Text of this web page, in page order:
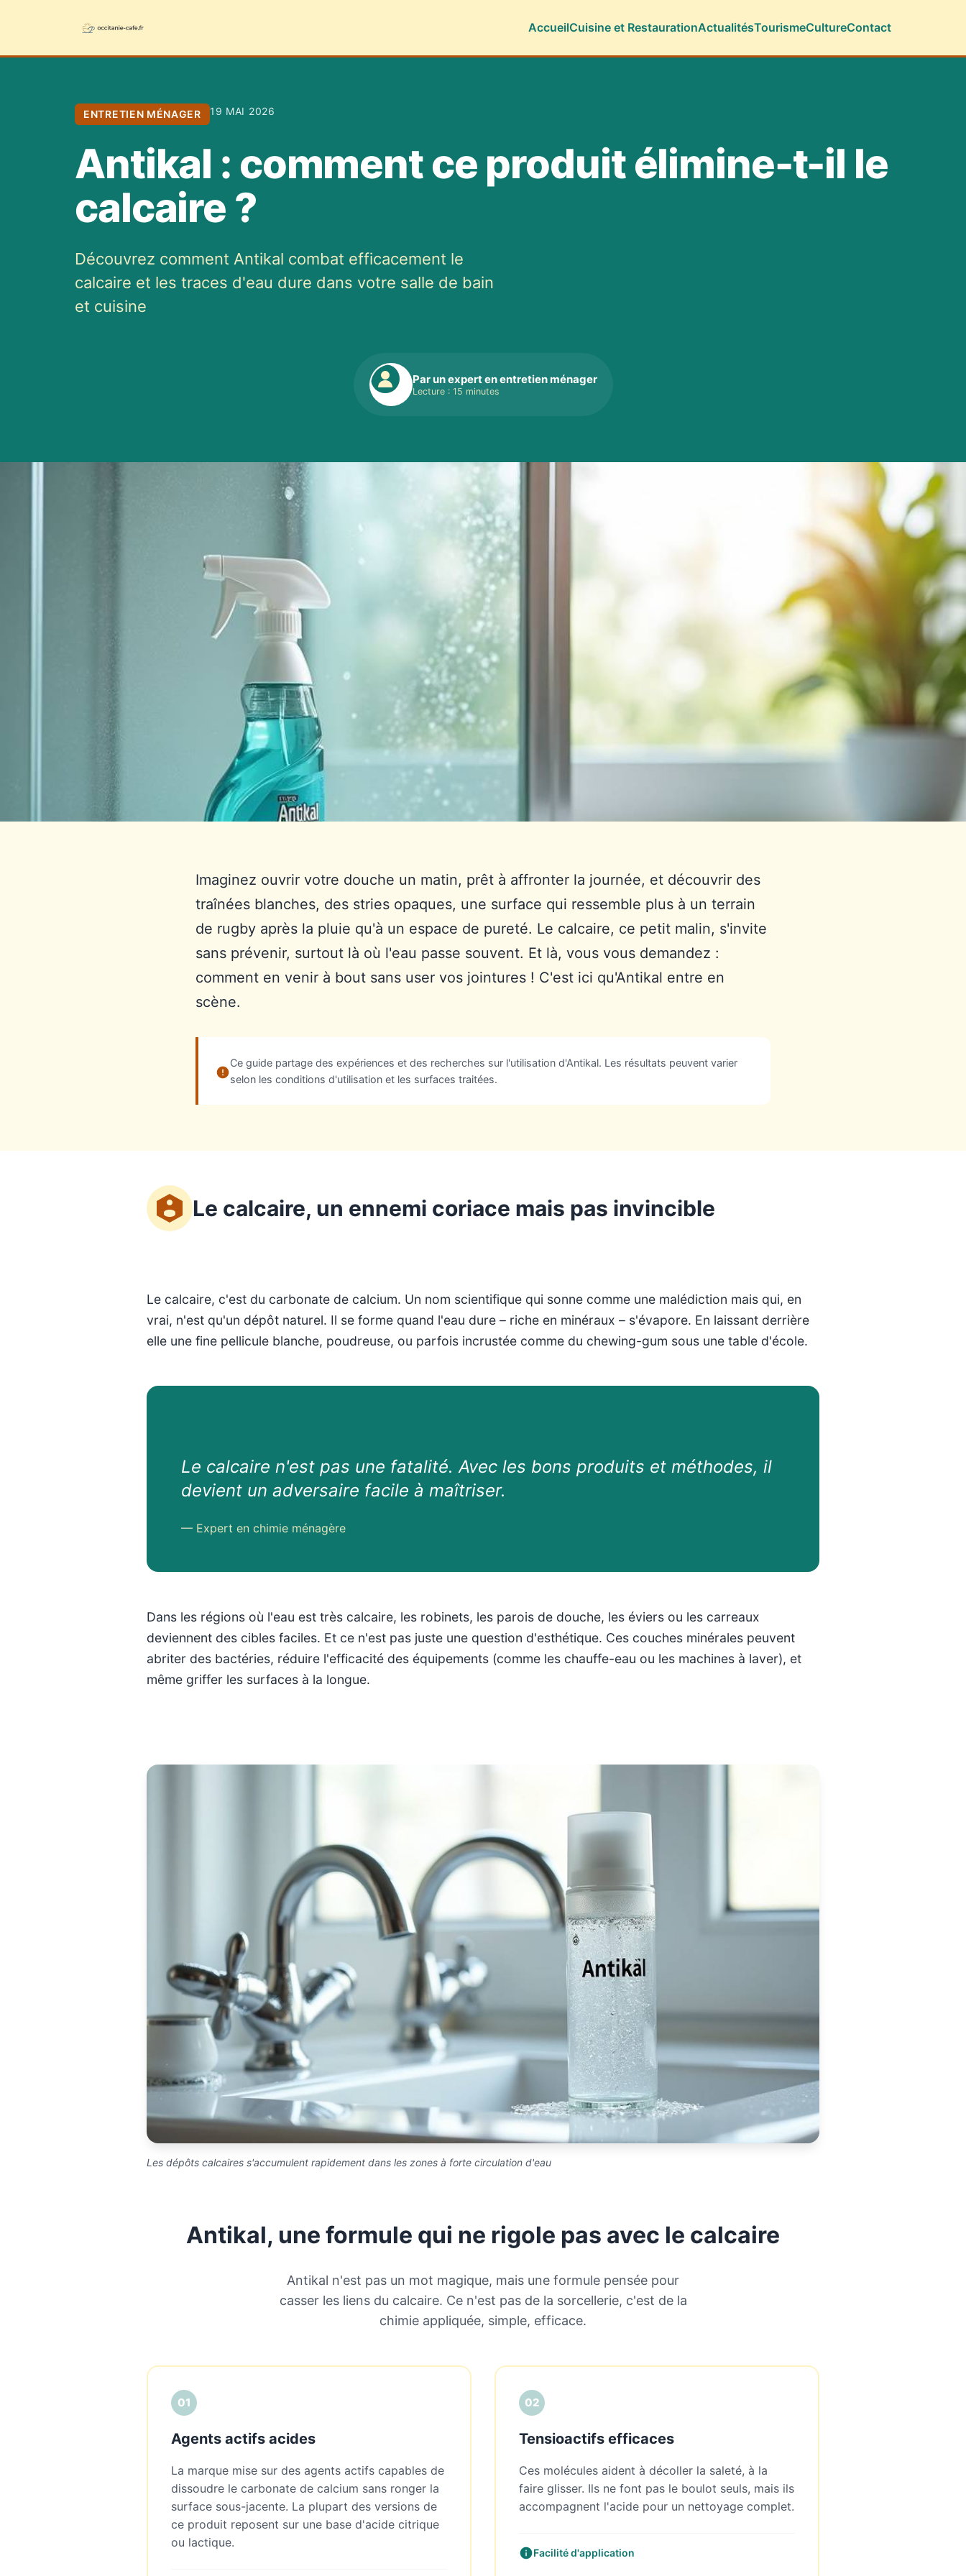
AccueilCuisine et RestaurationActualitésTourismeCultureContact
ENTRETIEN MÉNAGER 19 MAI 2026
Antikal : comment ce produit élimine-t-il le
calcaire ?
Découvrez comment Antikal combat efficacement le
calcaire et les traces d'eau dure dans votre salle de bain
et cuisine
Par un expert en entretien ménager
Lecture : 15 minutes
Imaginez ouvrir votre douche un matin, prêt à affronter la journée, et découvrir des
traînées blanches, des stries opaques, une surface qui ressemble plus à un terrain
de rugby après la pluie qu'à un espace de pureté. Le calcaire, ce petit malin, s'invite
sans prévenir, surtout là où l'eau passe souvent. Et là, vous vous demandez :
comment en venir à bout sans user vos jointures ! C'est ici qu'Antikal entre en
scène.
Ce guide partage des expériences et des recherches sur l'utilisation d'Antikal. Les résultats peuvent varier
selon les conditions d'utilisation et les surfaces traitées.
Le calcaire, un ennemi coriace mais pas invincible
Le calcaire, c'est du carbonate de calcium. Un nom scientifique qui sonne comme une malédiction mais qui, en
vrai, n'est qu'un dépôt naturel. Il se forme quand l'eau dure – riche en minéraux – s'évapore. En laissant derrière
elle une fine pellicule blanche, poudreuse, ou parfois incrustée comme du chewing-gum sous une table d'école.
Le calcaire n'est pas une fatalité. Avec les bons produits et méthodes, il
devient un adversaire facile à maîtriser.
— Expert en chimie ménagère
Dans les régions où l'eau est très calcaire, les robinets, les parois de douche, les éviers ou les carreaux
deviennent des cibles faciles. Et ce n'est pas juste une question d'esthétique. Ces couches minérales peuvent
abriter des bactéries, réduire l'efficacité des équipements (comme les chauffe-eau ou les machines à laver), et
même griffer les surfaces à la longue.
Les dépôts calcaires s'accumulent rapidement dans les zones à forte circulation d'eau
Antikal, une formule qui ne rigole pas avec le calcaire
Antikal n'est pas un mot magique, mais une formule pensée pour
casser les liens du calcaire. Ce n'est pas de la sorcellerie, c'est de la
chimie appliquée, simple, efficace.
01
Agents actifs acides
La marque mise sur des agents actifs capables de
dissoudre le carbonate de calcium sans ronger la
surface sous-jacente. La plupart des versions de
ce produit reposent sur une base d'acide citrique
ou lactique.
02
Tensioactifs efficaces
Ces molécules aident à décoller la saleté, à la
faire glisser. Ils ne font pas le boulot seuls, mais ils
accompagnent l'acide pour un nettoyage complet.
Facilité d'application